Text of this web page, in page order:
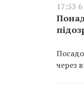
17:53
через